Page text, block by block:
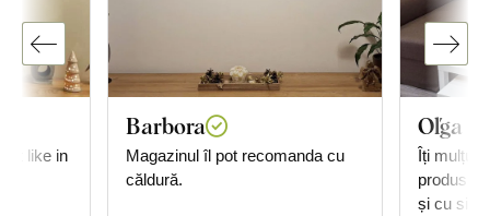
like in
Barbora
Magazinul îl pot recomanda cu
căldură.
Oľga I.
Îți
produsul
și cu